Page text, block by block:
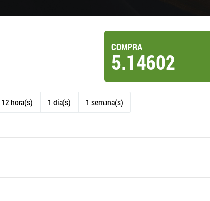
COMPRA
5.14602
12 hora(s) 1 dia(s) 1 semana(s)